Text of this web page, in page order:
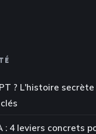
? L'histoire
: 4 leviers concrets